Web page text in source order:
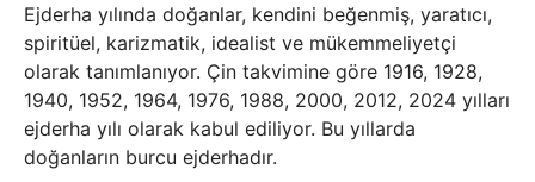
Ejderha yılında doğanlar, kendini beğenmiş, yaratıcı,
spiritüel, karizmatik, idealist ve mükemmeliyetçi
olarak tanımlanıyor. Çin takvimine göre 1916, 1928,
1940, 1952, 1964, 1976, 1988, 2000, 2012, 2024 yılları
ejderha yılı olarak kabul ediliyor. Bu yıllarda
doğanların burcu ejderhadır.